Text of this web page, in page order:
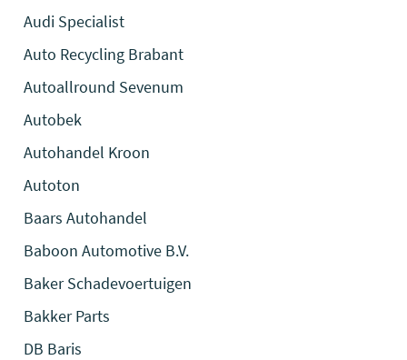
Audi Specialist
Auto Recycling Brabant
Autoallround Sevenum
Autobek
Autohandel Kroon
Autoton
Baars Autohandel
Baboon Automotive B.V.
Baker Schadevoertuigen
Bakker Parts
DB Baris